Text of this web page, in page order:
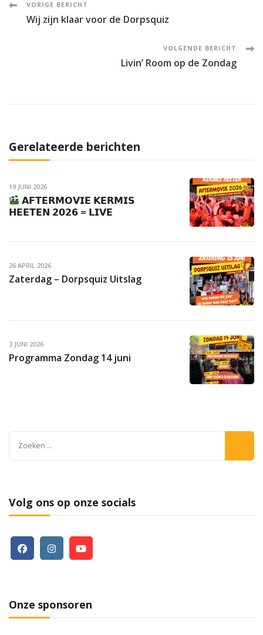
Post
VORIGE BERICHT
Wij zijn klaar voor de Dorpsquiz
VOLGENDE BERICHT
Livin’ Room op de Zondag
Gerelateerde berichten
19 JUNI 2026
𝗔𝗙𝗧𝗘𝗥𝗠𝗢𝗩𝗜𝗘 𝗞𝗘𝗥𝗠𝗜𝗦
𝗛𝗘𝗘𝗧𝗘𝗡 𝟮𝟬𝟮𝟲 = 𝗟𝗜𝗩𝗘
26 APRIL 2026
Zaterdag – Dorpsquiz Uitslag
3 JUNI 2026
Programma Zondag 14 juni
Volg ons op onze socials
Onze sponsoren